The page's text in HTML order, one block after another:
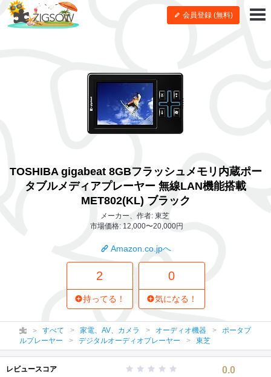
会員登録 (無料)
TOSHIBA gigabeat 8GBフラッシュメモリ内蔵ポー
タブルメディアプレーヤー 無線LAN機能搭載
MET802(KL) ブラック
メーカー、作者: 東芝
市場価格: 12,000〜20,000円
Amazon.co.jpへ
2
持ってる！
0
気になる！
すべて 家電、AV、カメラ オーディオ機器
ポータブ
ルプレーヤー
デジタルオーディオプレーヤー 東芝
レビュースコア 0.0